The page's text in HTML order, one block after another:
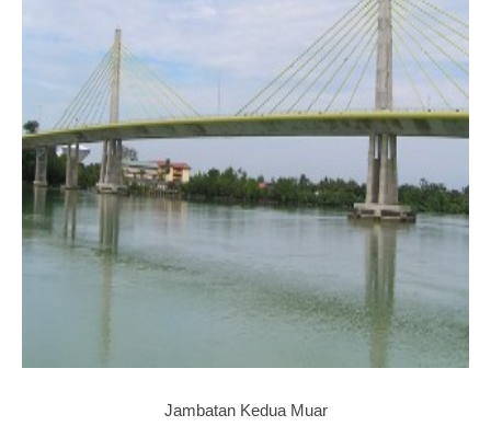
Jambatan Kedua Muar